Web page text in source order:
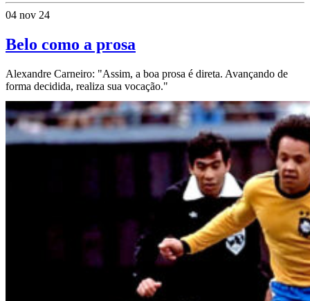
04 nov 24
Belo como a prosa
Alexandre Carneiro: "Assim, a boa prosa é direta. Avançando de
forma decidida, realiza sua vocação."